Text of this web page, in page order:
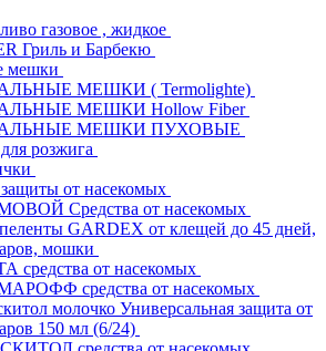
газовое , жидкое
Гриль и Барбекю
мешки
МЕШКИ ( Termolighte)
МЕШКИ Hollow Fiber
МЕШКИ ПУХОВЫЕ
розжига
от насекомых
Средства от насекомых
GARDEX от клещей до 45 дней,
мошки
средства от насекомых
средства от насекомых
молочко Универсальная защита от
150 мл (6/24)